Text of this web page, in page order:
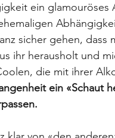
ein
sicher gehen, dass
ihr herausholt und
die mit ihrer
ein «Schaut